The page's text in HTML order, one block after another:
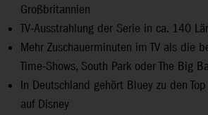
Großbritannien
TV-Ausstrahlung der Serie in ca. 140
Mehr Zuschauerminuten im TV als die
Time-Shows, South Park oder The Big
In Deutschland gehört Bluey zu den
auf Disney